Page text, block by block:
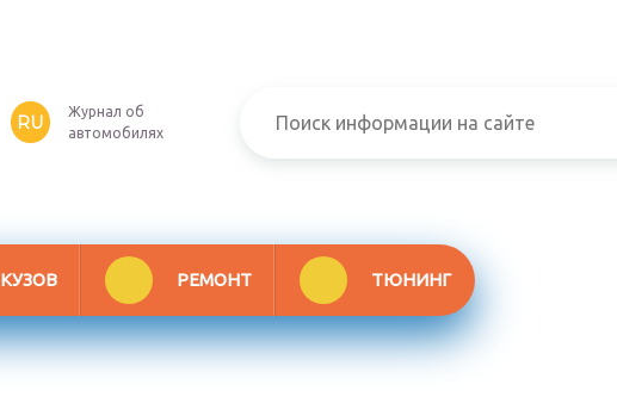
RU
Журнал об
автомобилях
КУЗОВ РЕМОНТ ТЮНИНГ